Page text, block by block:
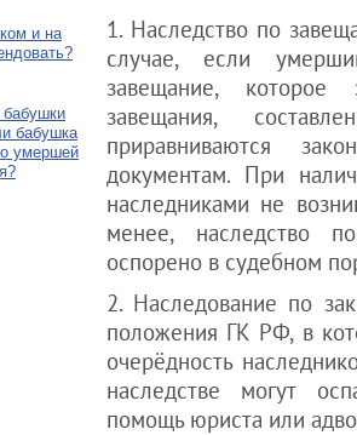
1. Наследство по
случае, если
завещание, которое
завещания,
приравниваются
документам. При
наследниками не
менее, наследство
оспорено в судебном
2. Наследование по
положения ГК РФ, в
очерёдность
наследстве могут
помощь юриста или
и на
бабушка
умершей